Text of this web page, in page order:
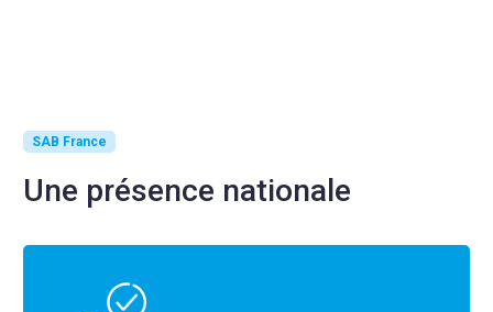
SAB France
Une présence nationale